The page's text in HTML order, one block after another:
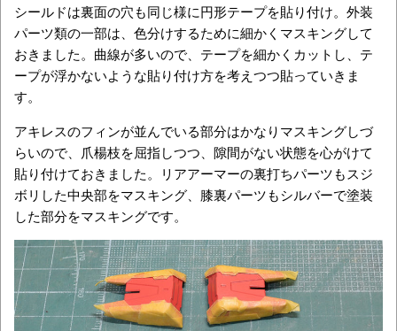
シールドは裏面の穴も同じ様に円形テープを貼り付け。外装
パーツ類の一部は、色分けするために細かくマスキングして
おきました。曲線が多いので、テープを細かくカットし、テ
ープが浮かないような貼り付け方を考えつつ貼っていきま
す。
アキレスのフィンが並んでいる部分はかなりマスキングしづ
らいので、爪楊枝を屈指しつつ、隙間がない状態を心がけて
貼り付けておきました。リアアーマーの裏打ちパーツもスジ
ボリした中央部をマスキング、膝裏パーツもシルバーで塗装
した部分をマスキングです。